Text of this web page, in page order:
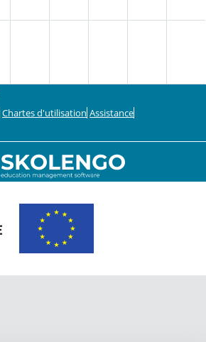
Chartes d'utilisation Assistance